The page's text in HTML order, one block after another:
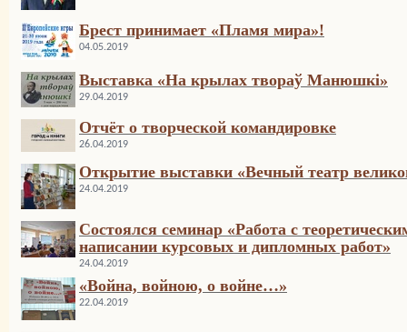
Брест принимает «Пламя мира»!
04.05.2019
Выставка «На крылах твораў Манюшкі»
29.04.2019
Отчёт о творческой командировке
26.04.2019
Открытие выставки «Вечный театр
24.04.2019
Cостоялся cеминар «Работа с
написании курсовых и дипломных работ»
24.04.2019
«Война, войною, о войне…»
22.04.2019